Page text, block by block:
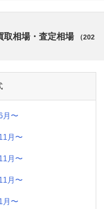
取相場・査定相場 （202
月〜
月〜
月〜
月〜
月〜